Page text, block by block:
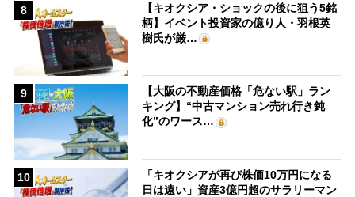
8
【キオクシア・ショックの後に狙う5銘
柄】イベント投資家の億り人・羽根英
樹氏が厳…
9
【大阪の不動産価格「危ない駅」ラン
キング】“中古マンション売れ行き鈍
化”のワース…
10
「キオクシアが再び株価10万円になる
日は遠い」資産3億円超のサラリーマン